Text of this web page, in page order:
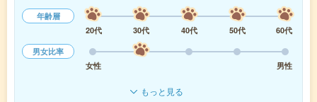
年齢層
20代
30代 40代 50代
60代
男女比率
女性
男性
もっと見る